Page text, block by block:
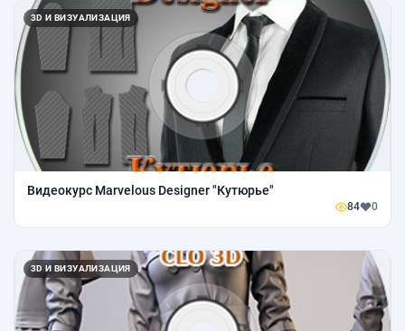
3D И ВИЗУАЛИЗАЦИЯ
Видеокурс Marvelous Designer "Кутюрье"
84 0
3D И ВИЗУАЛИЗАЦИЯ